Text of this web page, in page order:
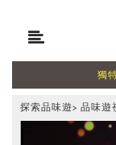
獨
探索品味遊> 品味遊